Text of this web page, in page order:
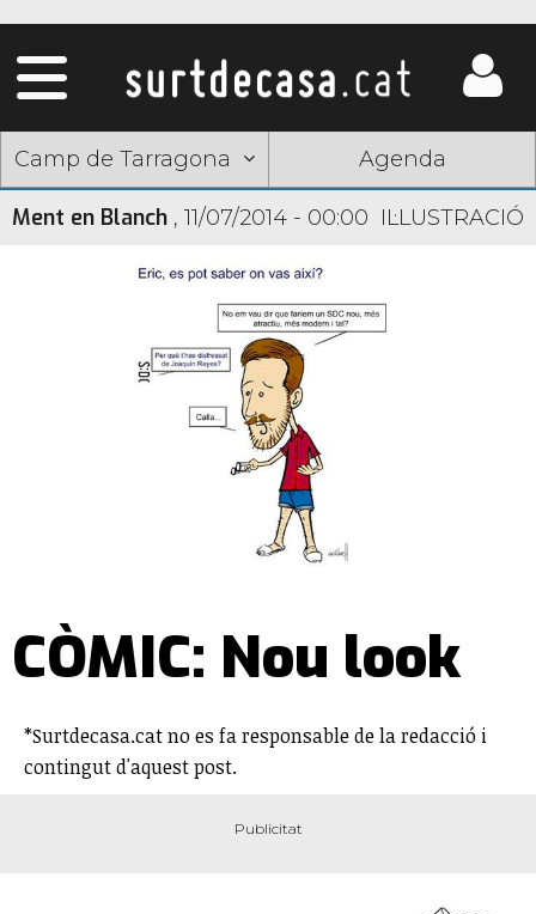
Camp de Tarragona Agenda
Ment en Blanch , 11/07/2014 - 00:00 IL·LUSTRACIÓ
CÒMIC: Nou look
*Surtdecasa.cat no es fa responsable de la redacció i
contingut d'aquest post.